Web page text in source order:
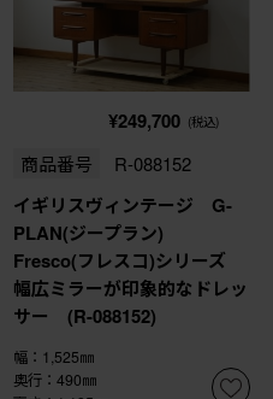
¥249,700 (税込)
商品番号 R-088152
イギリスヴィンテージ G-
PLAN(ジープラン)
Fresco(フレスコ)シリーズ
幅広ミラーが印象的なドレッ
サー (R-088152)
幅：1,525㎜
奥行：490㎜